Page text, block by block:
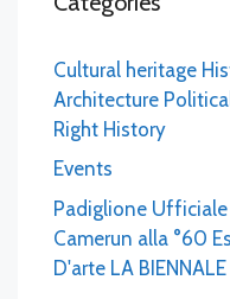
Cultural heritage
Architecture
Right History
Events
Padiglione
Camerun alla °60
D'arte LA